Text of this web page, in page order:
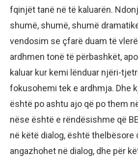
fqinjët tanë në të kaluarën.
shumë, shumë, shumë
vendosim se çfarë duam të
ardhmen tonë të përbashkët,
kaluar kur kemi lënduar njëri-
fokusohemi tek e ardhmja. Dhe
është po ashtu ajo që po them
nëse është e rëndësishme që
në këtë dialog, është thelbësore
angazhohet në dialog, dhe për